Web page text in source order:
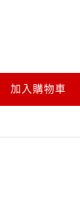
加入購物車